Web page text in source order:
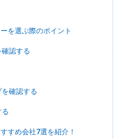
を選ぶ際のポイント
認する
確認する
すめ会社7選を紹介！